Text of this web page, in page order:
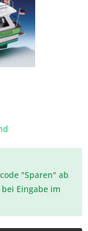
"Sparen" ab
Eingabe im